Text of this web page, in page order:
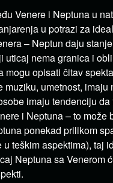
Venere i Neptuna u
u potrazi za
– Neptun daju
uticaj nema granica i
mogu opisati čitav
muziku, umetnost,
imaju tendenciju
i Neptuna – to
ponekad prilikom
u teškim aspektima), taj
Neptuna sa Venerom